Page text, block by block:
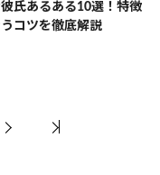
氏あるある10選！特徴
コツを徹底解説